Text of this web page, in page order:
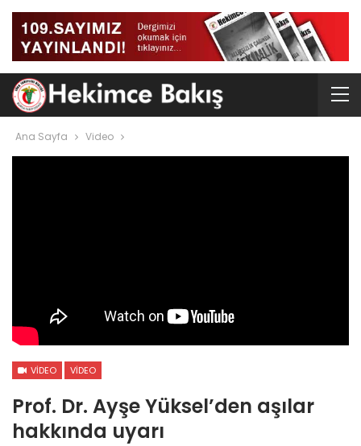
Ana Sayfa Video
VIDEO VIDEO
Prof. Dr. Ayşe Yüksel’den aşılar
hakkında uyarı